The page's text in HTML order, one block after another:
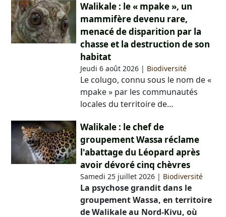
Walikale : le « mpake », un
mammifère devenu rare,
menacé de disparition par la
chasse et la destruction de son
habitat
Jeudi 6 août 2026 | Biodiversité
Le colugo, connu sous le nom de «
mpake » par les communautés
locales du territoire de…
Walikale : le chef de
groupement Wassa réclame
l'abattage du Léopard après
avoir dévoré cinq chèvres
Samedi 25 juillet 2026 | Biodiversité
La psychose grandit dans le
groupement Wassa, en territoire
de Walikale au Nord-Kivu, où